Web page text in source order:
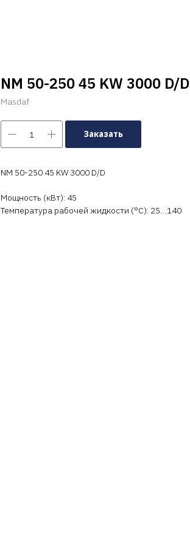
NM 50-250 45 KW 3000 D/D
Masdaf
Заказать
NM 50-250 45 KW 3000 D/D
Мощность (кВт): 45
Температура рабочей жидкости (°C): 25…140